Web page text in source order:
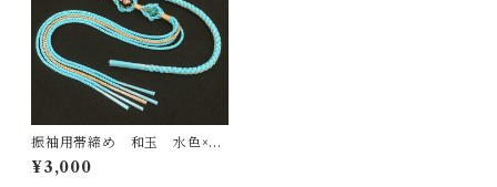
振袖用帯締め 和玉 水色×ブ
ルー 手組み 正絹 和装小
物 成人式 着物 帯〆 お
¥3,000